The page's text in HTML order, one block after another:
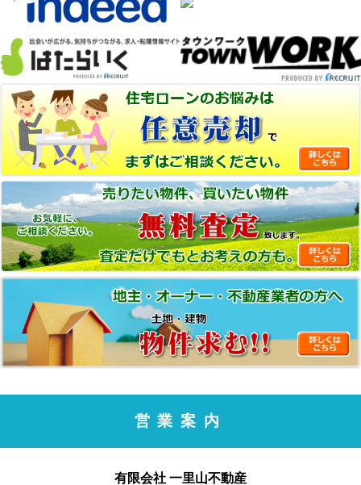
営業案内
有限会社 一里山不動産